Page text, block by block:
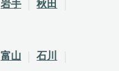
岩手
秋田
富山
石川